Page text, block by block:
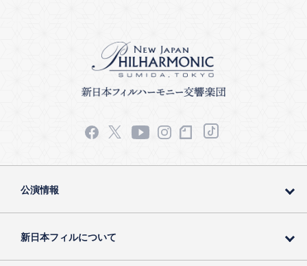
公演情報
新日本フィルについて